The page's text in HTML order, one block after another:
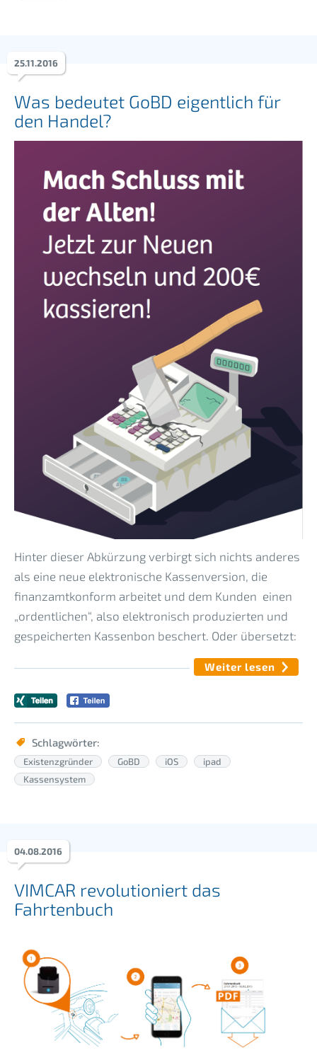
Was bedeutet GoBD eigentlich für
den Handel?
Hinter dieser Abkürzung verbirgt sich nichts anderes
als eine neue elektronische Kassenversion, die
finanzamtkonform arbeitet und dem Kunden einen
„ordentlichen“, also elektronisch produzierten und
gespeicherten Kassenbon beschert. Oder übersetzt:
Weiter lesen
25.11.2016
Schlagwörter:
Existenzgründer GoBD iOS
ipad
Kassensystem
VIMCAR revolutioniert das
Fahrtenbuch
04.08.2016